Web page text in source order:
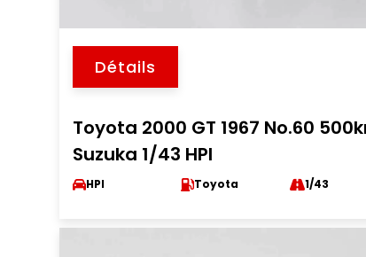
Détails
Toyota 2000 GT 1967 No.60
Suzuka 1/43 HPI
HPI Toyota 1/43